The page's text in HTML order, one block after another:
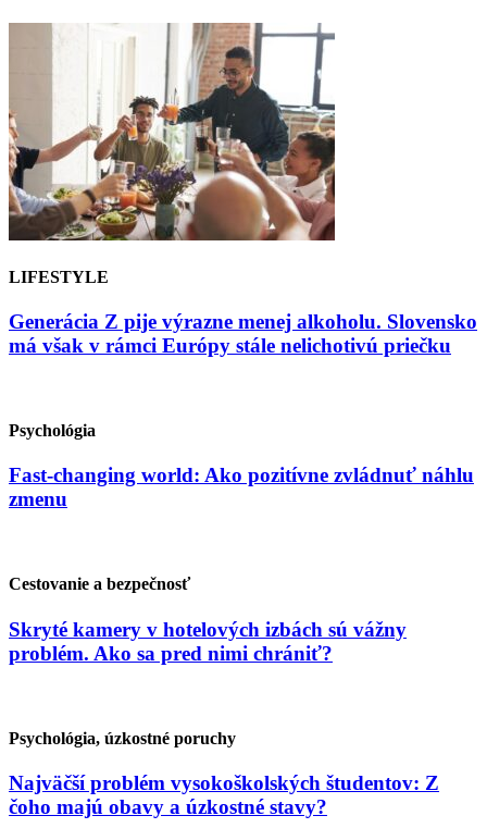
LIFESTYLE
Generácia Z pije výrazne menej alkoholu. Slovensko
má však v rámci Európy stále nelichotivú priečku
Psychológia
Fast-changing world: Ako pozitívne zvládnuť náhlu
zmenu
Cestovanie a bezpečnosť
Skryté kamery v hotelových izbách sú vážny
problém. Ako sa pred nimi chrániť?
Psychológia, úzkostné poruchy
Najväčší problém vysokoškolských študentov: Z
čoho majú obavy a úzkostné stavy?